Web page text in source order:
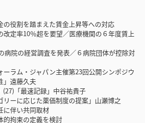
の役割を踏まえた賃金上昇等への対応
改定率10％超を要望／医療機関の６年度賃上
病院の経営調査を発表／６病院団体が控除対
ーラム・ジャパン主催第23回公開シンポジウ
」遠藤久夫
(27)「最速記録」中谷祐貴子
リーに応じた薬価制度の提案」山瀬博之
に伴い共同取材
的拘束の定義を検討